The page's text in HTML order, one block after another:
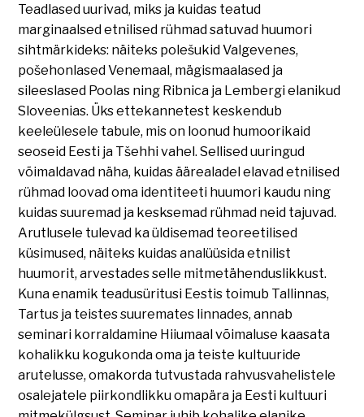
Teadlased uurivad, miks ja kuidas teatud
marginaalsed etnilised rühmad satuvad huumori
sihtmärkideks: näiteks polešukid Valgevenes,
pošehonlased Venemaal, mägismaalased ja
sileeslased Poolas ning Ribnica ja Lembergi elanikud
Sloveenias. Üks ettekannetest keskendub
keeleülesele tabule, mis on loonud humoorikaid
seoseid Eesti ja Tšehhi vahel. Sellised uuringud
võimaldavad näha, kuidas äärealadel elavad etnilised
rühmad loovad oma identiteeti huumori kaudu ning
kuidas suuremad ja kesksemad rühmad neid tajuvad.
Arutlusele tulevad ka üldisemad teoreetilised
küsimused, näiteks kuidas analüüsida etnilist
huumorit, arvestades selle mitmetähenduslikkust.
Kuna enamik teadusüritusi Eestis toimub Tallinnas,
Tartus ja teistes suuremates linnades, annab
seminari korraldamine Hiiumaal võimaluse kaasata
kohalikku kogukonda oma ja teiste kultuuride
arutelusse, omakorda tutvustada rahvusvahelistele
osalejatele piirkondlikku omapära ja Eesti kultuuri